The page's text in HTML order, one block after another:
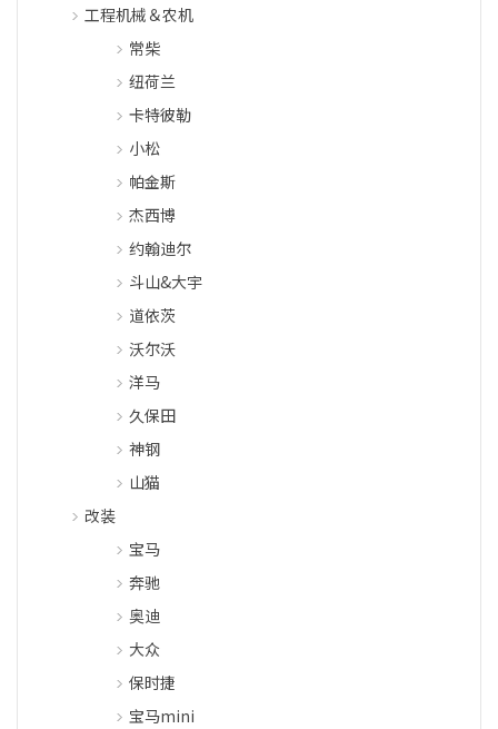
工程机械＆农机
常柴
纽荷兰
卡特彼勒
小松
帕金斯
杰西博
约翰迪尔
斗山&大宇
道依茨
沃尔沃
洋马
久保田
神钢
山猫
改装
宝马
奔驰
奥迪
大众
保时捷
宝马mini